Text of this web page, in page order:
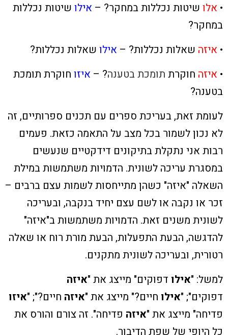
• אלו שיטות נכללות במחקר? – אילו שיטות נכללות
במחקר?
• איזה שאלות נכללות? – אילו שאלות נכללות?
• איזה חוקרת תומכת בטענה? – איזו חוקרת תומכת
בטענה?
לעומת זאת, בעריכת ספרים עם תכנים ספרותיים, זה
לא נכון לשמור בכל מצב על התאמה כזאת. פעמים
רבות אני נתקלת בתיקונים דידקטיים שנעשים
במסגרת עריכה לשונית. הדמויות משתמשות במילת
השאלה "איזה" כשהן מתייחסות לשמות עצם ברבים –
זכר או נקבה או לשם עצם יחיד בנקבה, ובעריכה
לשונית משנים זאת. הדמויות משתמשות ב"איזה"
להדגשה, הבעת התפעלות, הבעת מורת רוח או שאלה
רטורית, ובעריכה לשונית מתקנים.
למשל: "אילו דפוקים" מייצג את "איזה
דפוקים"; "אילו חיים?" מייצג את "איזה חיים?"; "איזו
פדיחה" מייצג את "איזה פדיחה". זה צורם והורס את
כל היופי של שפת הדיבור.